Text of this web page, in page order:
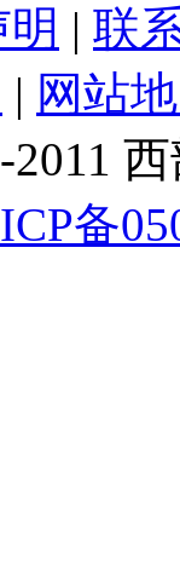
| 联
| 网站
2011
备